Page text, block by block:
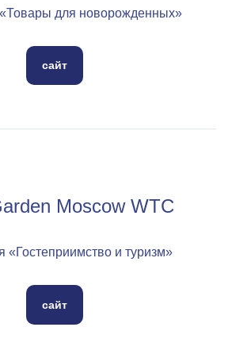
для новорожденных»
сайт
Moscow WTC
«Гостеприимство и туризм»
сайт